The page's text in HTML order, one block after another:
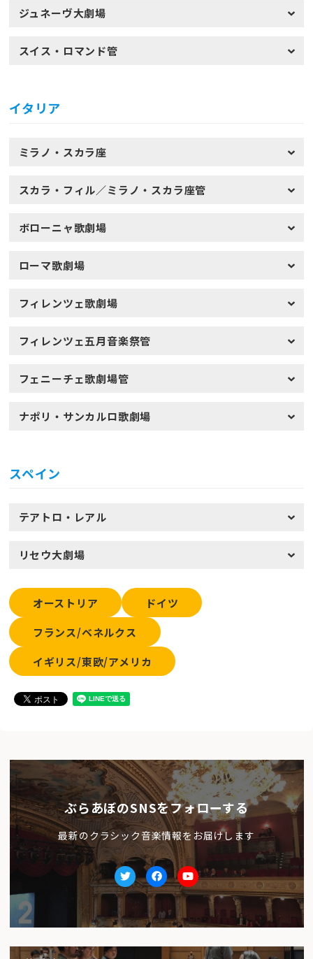
ジュネーヴ大劇場
スイス・ロマンド管
イタリア
ミラノ・スカラ座
スカラ・フィル／ミラノ・スカラ座管
ボローニャ歌劇場
ローマ歌劇場
フィレンツェ歌劇場
フィレンツェ五月音楽祭管
フェニーチェ歌劇場管
ナポリ・サンカルロ歌劇場
スペイン
テアトロ・レアル
リセウ大劇場
オーストリア
ドイツ
フランス/ベネルクス
イギリス/東欧/アメリカ
ぶらあぼのSNSをフォローする
最新のクラシック音楽情報をお届けします
TwitterfacebookYoutube